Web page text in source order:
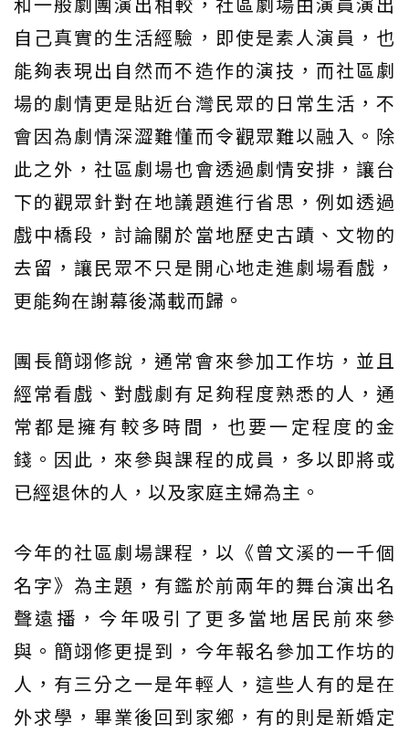
自己真實的生活經驗，即使是素人演員，也
能夠表現出自然而不造作的演技，而社區劇
場的劇情更是貼近台灣民眾的日常生活，不
會因為劇情深澀難懂而令觀眾難以融入。除
此之外，社區劇場也會透過劇情安排，讓台
下的觀眾針對在地議題進行省思，例如透過
戲中橋段，討論關於當地歷史古蹟、文物的
去留，讓民眾不只是開心地走進劇場看戲，
更能夠在謝幕後滿載而歸。
團長簡翊修說，通常會來參加工作坊，並且
經常看戲、對戲劇有足夠程度熟悉的人，通
常都是擁有較多時間，也要一定程度的金
錢。因此，來參與課程的成員，多以即將或
已經退休的人，以及家庭主婦為主。
今年的社區劇場課程，以《曾文溪的一千個
名字》為主題，有鑑於前兩年的舞台演出名
聲遠播，今年吸引了更多當地居民前來參
與。簡翊修更提到，今年報名參加工作坊的
人，有三分之一是年輕人，這些人有的是在
外求學，畢業後回到家鄉，有的則是新婚定